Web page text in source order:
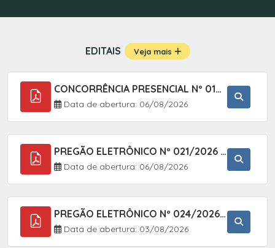
EDITAIS Veja mais
CONCORRÊNCIA PRESENCIAL Nº 019/2025 - PAVIMENTAÇÃO ASFÁLTICA EM TRECHO DA RUA 2 NO BAIRRO VILA SOARES NO MUNICÍPIO DE SETE BARRAS/SP.
Data de abertura: 06/08/2026
PREGÃO ELETRÔNICO Nº 021/2026 - AQUISIÇÃO DE CONTENTORES E CARRINHOS, DESTINADOS A COLETIVA E MANEJO DE RESÍDUOS SÓLIDOS, ATRAVÉS DO SISTEMA DE REGISTRO DE PREÇOS (SRP)
Data de abertura: 06/08/2026
PREGÃO ELETRÔNICO Nº 024/2026 - AQUISIÇÃO DE GÁS MEDICINAL TIPO OXIGÊNIO (1,00 M3, 3,00 M3 E 10,00 M3), EM ATENDIMENTO À SECRETARIA MUNICIPAL DE SAÚDE, ATRAVÉS DO SISTEMA DE REGISTRO DE PREÇOS (SRP)
Data de abertura: 03/08/2026